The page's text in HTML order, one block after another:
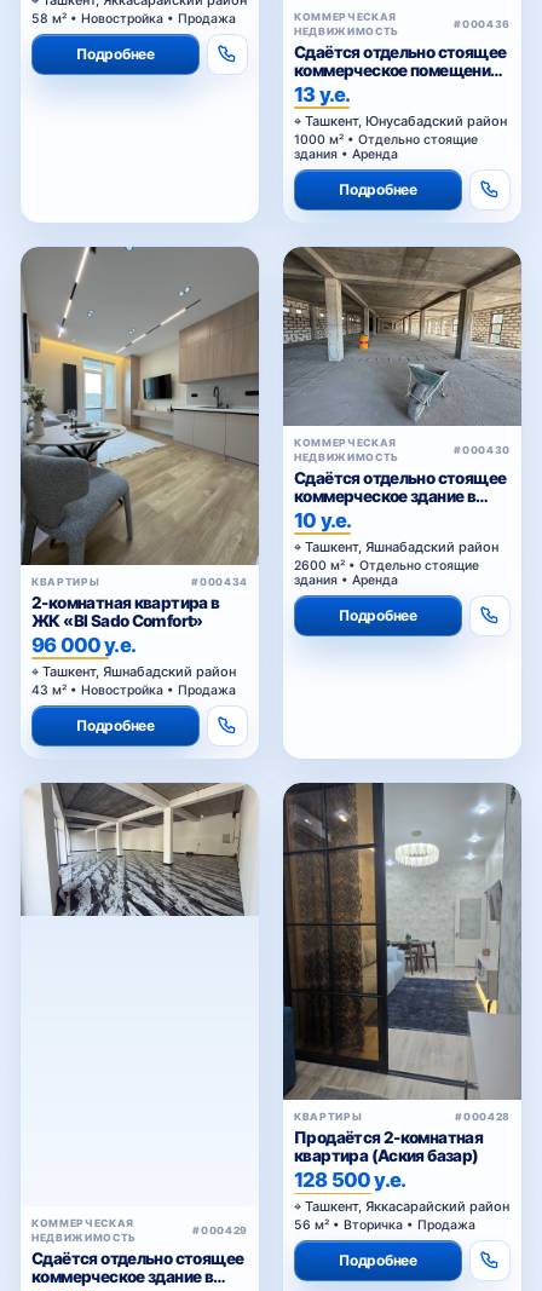
Подробнее
Сдаётся отдельно стоящее
коммерческое помещение
в аренду
13 у.е.
Ташкент, Юнусабадский район
1000 м² • Отдельно стоящие
здания • Аренда
Подробнее
#000434
2-комнатная квартира в
ЖК «BI Sado Comfort»
96 000 у.е.
Ташкент, Яшнабадский район
43 м² • Новостройка • Продажа
Подробнее
#000430
Сдаётся отдельно стоящее
коммерческое здание в
аренду
10 у.е.
Ташкент, Яшнабадский район
2600 м² • Отдельно стоящие
здания • Аренда
Подробнее
Сдаётся отдельно стоящее
коммерческое здание в
аренду
18 000 у.е.
КВАРТИРЫ #000428
Продаётся 2-комнатная
квартира (Аския базар)
128 500 у.е.
Ташкент, Яккасарайский район
56 м² • Вторичка • Продажа
Подробнее